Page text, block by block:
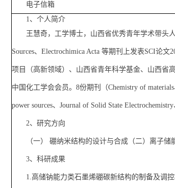
电子信箱
1、个人简介
王慧奇，工学博士，山西省优秀青年学术带头
Sources、Electrochimica Acta 等期刊上发表SCI论
项目（高新领域）、山西省青年科学基金、山西省
中国化工学会会员。8份期刊（Chemistry of
power sources、Journal of Solid State
2、研究方向
（一） 硼纳米结构的设计与合成 （二）离子
3、科研成果
1.高储钠能力类石墨烯硼碳新结构的制备及调